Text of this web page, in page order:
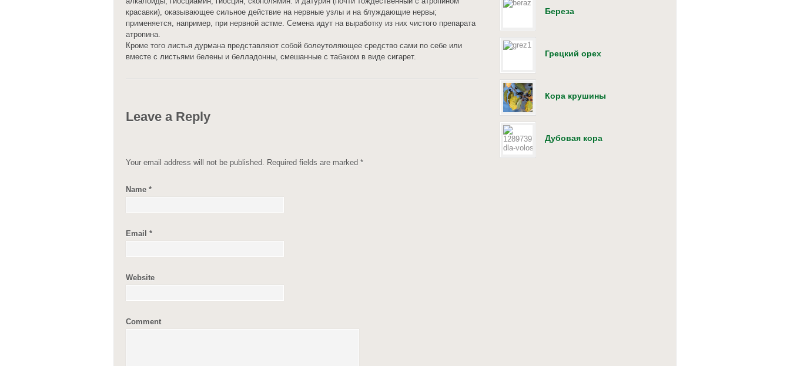
красавки), оказывающее сильное действие на нервные узлы и на блуждающие нервы;
применяется, например, при нервной астме. Семена идут на выработку из них чистого препарата
атропина.
Кроме того листья дурмана представляют собой болеутоляющее средство сами по себе или
вместе с листьями белены и белладонны, смешанные с табаком в виде сигарет.
Leave a Reply
Your email address will not be published. Required fields are marked *
Name *
Email *
Website
Comment
Береза
Грецкий орех
Кора крушины
Дубовая кора